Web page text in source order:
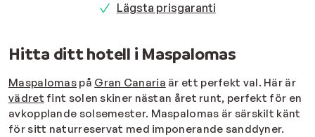
Lägsta prisgaranti
Hitta ditt hotell i Maspalomas
Maspalomas på Gran Canaria är ett perfekt val. Här är
vädret fint solen skiner nästan året runt, perfekt för en
avkopplande solsemester. Maspalomas är särskilt känt
för sitt naturreservat med imponerande sanddyner.